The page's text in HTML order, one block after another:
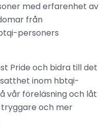
med erfarenhet av
från
personers
Pride och bidra till det
inom hbtqi-
vår föreläsning och låt
och mer